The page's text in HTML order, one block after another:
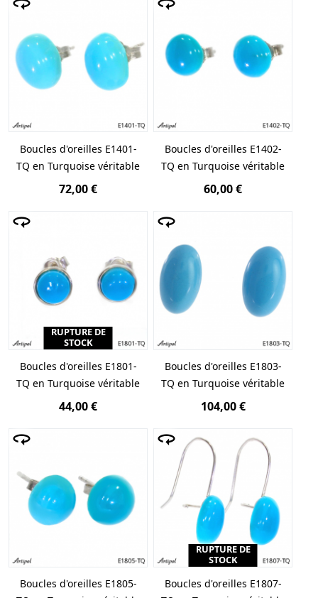
unique et provient d’un gisement en Arizona,
cesse de croître en valeur au fil des années.
Boucles d'oreilles E1401-
TQ en Turquoise véritable
72,00 €
Boucles d'oreilles E1402-
TQ en Turquoise véritable
60,00 €
RUPTURE DE
STOCK
Boucles d'oreilles E1801-
TQ en Turquoise véritable
44,00 €
Boucles d'oreilles E1803-
TQ en Turquoise véritable
104,00 €
Boucles d'oreilles E1805-
RUPTURE DE
STOCK
Boucles d'oreilles E1807-